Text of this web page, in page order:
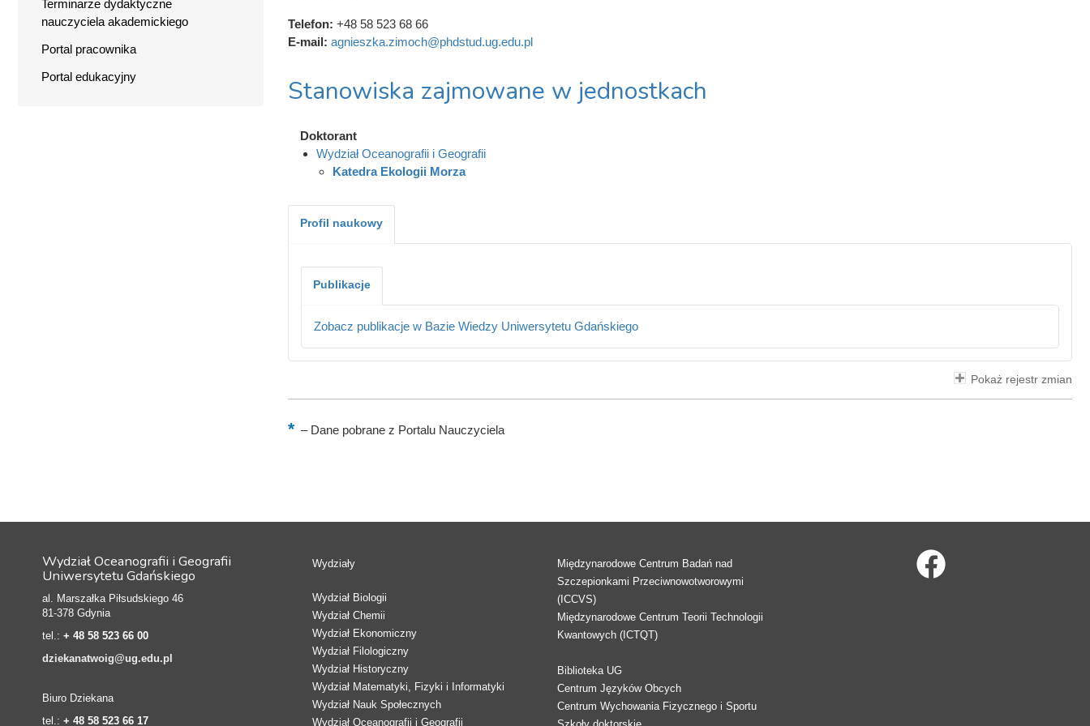
Terminarze dydaktyczne
nauczyciela akademickiego
Portal pracownika
Portal edukacyjny
Telefon: +48 58 523 68 66
E-mail: agnieszka.zimoch@phdstud.ug.edu.pl
Stanowiska zajmowane w jednostkach
Doktorant
Wydział Oceanografii i Geografii
Katedra Ekologii Morza
Profil naukowy
Publikacje
Zobacz publikacje w Bazie Wiedzy Uniwersytetu Gdańskiego
Pokaż rejestr zmian
–Dane pobrane z Portalu Nauczyciela
Wydział Oceanografii i Geografii
Uniwersytetu Gdańskiego
al. Marszałka Piłsudskiego 46
81-378 Gdynia
tel.: + 48 58 523 66 00
dziekanatwoig@ug.edu.pl
Biuro Dziekana
tel.: + 48 58 523 66 17
Wydziały
Wydział Biologii
Wydział Chemii
Wydział Ekonomiczny
Wydział Filologiczny
Wydział Historyczny
Wydział Matematyki, Fizyki i Informatyki
Wydział Nauk Społecznych
Wydział Oceanografii i Geografii
Międzynarodowe Centrum Badań nad
Szczepionkami Przeciwnowotworowymi
(ICCVS)
Międzynarodowe Centrum Teorii Technologii
Kwantowych (ICTQT)
Biblioteka UG
Centrum Języków Obcych
Centrum Wychowania Fizycznego i Sportu
Szkoły doktorskie